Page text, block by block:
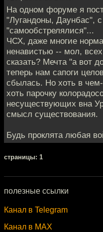
На одном форуме я
"Лугандоны, Даунбас",
"самообстрелялися"...
ЧСХ, даже многие
ненавистью -- мол,
сказать? Мечта "а вот
теперь нам сапоги
сбылась. Но хоть в чем-
хоть парочку
несуществующих вна
смысл существования.
Будь проклята любая
cтраницы: 1
полезные ссылки
Канал в Telegram
Канал в MAX